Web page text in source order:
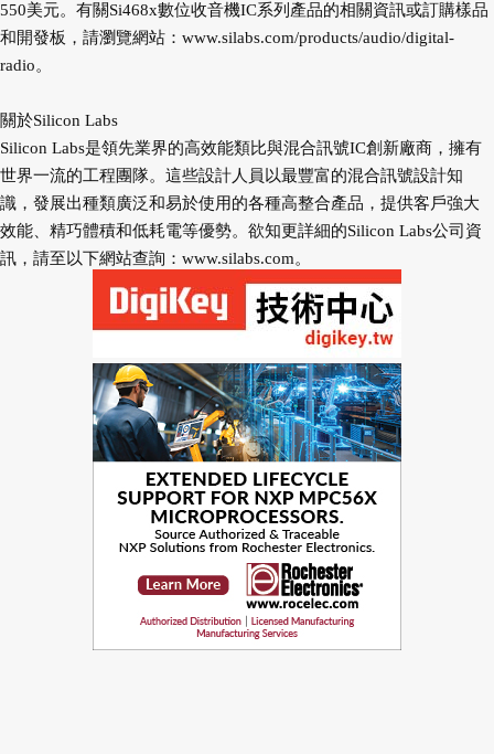
550美元。有關Si468x數位收音機IC系列產品的相關資訊或訂購樣品
和開發板，請瀏覽網站： www.silabs.com/products/audio/digital-
radio。
關於Silicon Labs
Silicon Labs是領先業界的高效能類比與混合訊號IC創新廠商，擁有
世界一流的工程團隊。這些設計人員以最豐富的混合訊號設計知
識，發展出種類廣泛和易於使用的各種高整合產品，提供客戶強大
效能、精巧體積和低耗電等優勢。欲知更詳細的Silicon Labs公司資
訊，請至以下網站查詢： www.silabs.com。